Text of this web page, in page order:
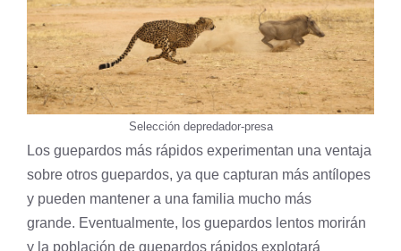
Selección depredador-presa
Los guepardos más rápidos experimentan una ventaja
sobre otros guepardos, ya que capturan más antílopes
y pueden mantener a una familia mucho más
grande. Eventualmente, los guepardos lentos morirán
y la población de guepardos rápidos explotará